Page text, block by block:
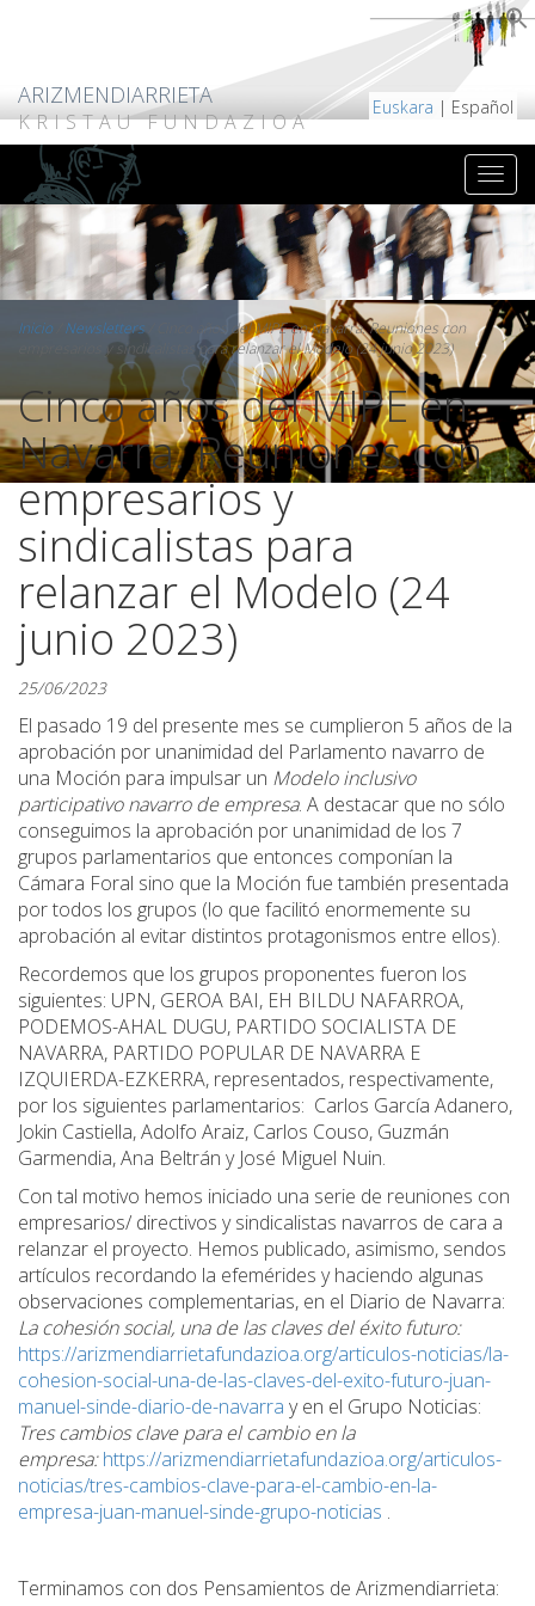
ARIZMENDIARRIETA
KRISTAU FUNDAZIOA
Euskara | Español
Inicio/ Newsletters/
Cinco años del MIPE en Navarra. Reuniones con
empresarios y sindicalistas para relanzar el Modelo (24 junio 2023)
Cinco años del MIPE en
Navarra. Reuniones con
empresarios y
sindicalistas para
relanzar el Modelo (24
junio 2023)
25/06/2023
El pasado 19 del presente mes se cumplieron 5 años de la
aprobación por unanimidad del Parlamento navarro de
una Moción para impulsar un Modelo inclusivo
participativo navarro de empresa. A destacar que no sólo
conseguimos la aprobación por unanimidad de los 7
grupos parlamentarios que entonces componían la
Cámara Foral sino que la Moción fue también presentada
por todos los grupos (lo que facilitó enormemente su
aprobación al evitar distintos protagonismos entre ellos).
Recordemos que los grupos proponentes fueron los
siguientes: UPN, GEROA BAI, EH BILDU NAFARROA,
PODEMOS-AHAL DUGU, PARTIDO SOCIALISTA DE
NAVARRA, PARTIDO POPULAR DE NAVARRA E
IZQUIERDA-EZKERRA, representados, respectivamente,
por los siguientes parlamentarios: Carlos García Adanero,
Jokin Castiella, Adolfo Araiz, Carlos Couso, Guzmán
Garmendia, Ana Beltrán y José Miguel Nuin.
Con tal motivo hemos iniciado una serie de reuniones con
empresarios/ directivos y sindicalistas navarros de cara a
relanzar el proyecto. Hemos publicado, asimismo, sendos
artículos recordando la efemérides y haciendo algunas
observaciones complementarias, en el Diario de Navarra:
La cohesión social, una de las claves del éxito futuro:
https://arizmendiarrietafundazioa.org/articulos-noticias/la-
cohesion-social-una-de-las-claves-del-exito-futuro-juan-
manuel-sinde-diario-de-navarra y en el Grupo Noticias:
Tres cambios clave para el cambio en la
empresa:https://arizmendiarrietafundazioa.org/articulos-
noticias/tres-cambios-clave-para-el-cambio-en-la-
empresa-juan-manuel-sinde-grupo-noticias .
Terminamos con dos Pensamientos de Arizmendiarrieta: